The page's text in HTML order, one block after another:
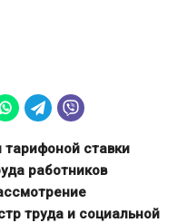
ставки
работников
труда и социальной